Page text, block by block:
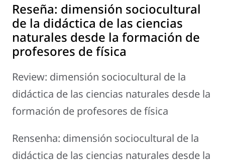
Reseña: dimensión sociocultural
de la didáctica de las ciencias
naturales desde la formación de
profesores de física
Review: dimensión sociocultural de la
didáctica de las ciencias naturales desde la
formación de profesores de física
Rensenha: dimensión sociocultural de la
didáctica de las ciencias naturales desde la